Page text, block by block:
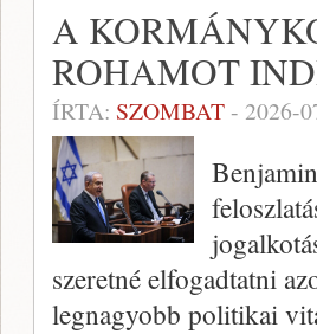
A
ROHAMOT
ÍRTA: SZOMBAT- 2026-
szeretné elfogadtatni
legnagyobb politikai